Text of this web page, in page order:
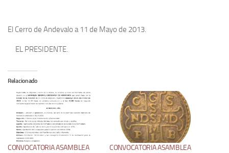
El Cerro de Andevalo a 11 de Mayo de 2013.
EL PRESIDENTE.
Relacionado
CONVOCATORIA ASAMBLEA
CONVOCATORIA ASAMBLEA